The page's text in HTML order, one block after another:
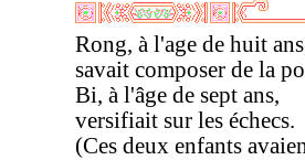
Rong, à l'age de huit
savait composer de la
Bi, à l'âge de sept ans,
versifiait sur les échecs.
(Ces deux enfants